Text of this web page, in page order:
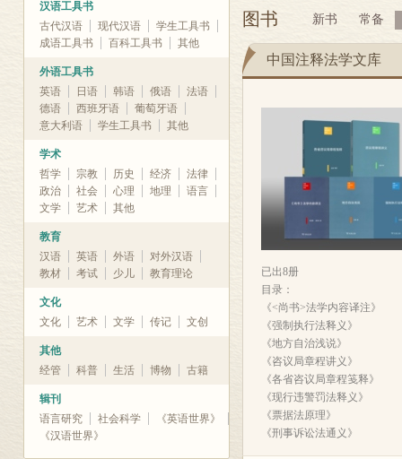
汉语工具书
古代汉语
现代汉语
学生工具书
成语工具书
百科工具书 其他
外语工具书
英语
日语 韩语 俄语
法语
德语
西班牙语
葡萄牙语
意大利语
学生工具书 其他
学术
哲学
宗教 历史 经济
法律
政治
社会 心理 地理
语言
文学
艺术 其他
教育
汉语
英语 外语
对外汉语
教材
考试 少儿 教育理论
文化
文化
艺术 文学 传记 文创
其他
经管
科普 生活 博物 古籍
辑刊
语言研究
社会科学
《英语世界》
《汉语世界》
图书 新书 常备
中国注释法学文库
已出8册
目录：
《<尚书>法学内容译注》
《强制执行法释义》
《地方自治浅说》
《咨议局章程讲义》
《各省咨议局章程笺释》
《现行违警罚法释义》
《票据法原理》
《刑事诉讼法通义》